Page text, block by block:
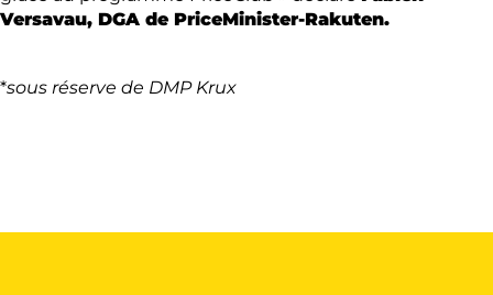
Versavau, DGA de PriceMinister-Rakuten.
*sous réserve de DMP Krux